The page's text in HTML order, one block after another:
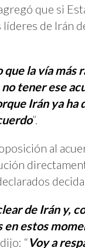
que si
de Irán
la vía más
tener ese
Irán ya ha
”.
al
de Irán y,
en estos
“Voy a